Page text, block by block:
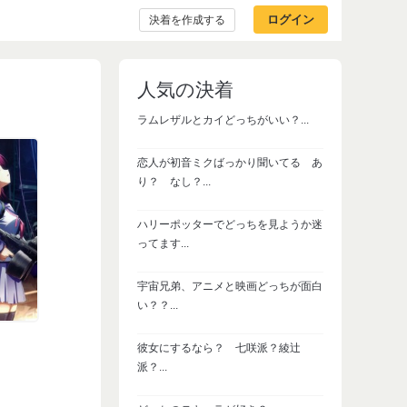
決着を作成する ログイン
人気の決着
ラムレザルとカイどっちがいい？...
恋人が初音ミクばっかり聞いてる あ
り？ なし？...
ハリーポッターでどっちを見ようか迷
ってます...
宇宙兄弟、アニメと映画どっちが面白
い？？...
彼女にするなら？ 七咲派？綾辻
派？...